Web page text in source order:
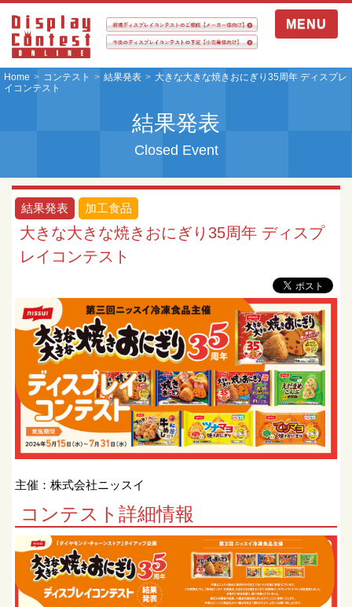
MENU
Home コンテスト 結果発表
大きな大きな焼きおにぎり35周年 ディスプレ
イコンテスト
結果発表
Closed Event
結果発表 加工食品
大きな大きな焼きおにぎり35周年 ディスプ
レイコンテスト
主催：株式会社ニッスイ
コンテスト詳細情報